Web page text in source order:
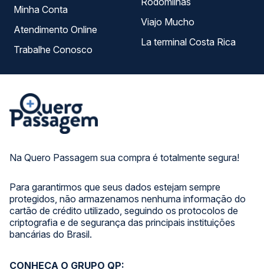
Na Quero Passagem sua compra é totalmente segura!
Para garantirmos que seus dados estejam sempre
protegidos, não armazenamos nenhuma informação do
cartão de crédito utilizado, seguindo os protocolos de
criptografia e de segurança das principais instituições
bancárias do Brasil.
Minha Conta
Atendimento Online
Trabalhe Conosco
Viajo Mucho
La terminal Costa Rica
CONHEÇA O GRUPO QP: